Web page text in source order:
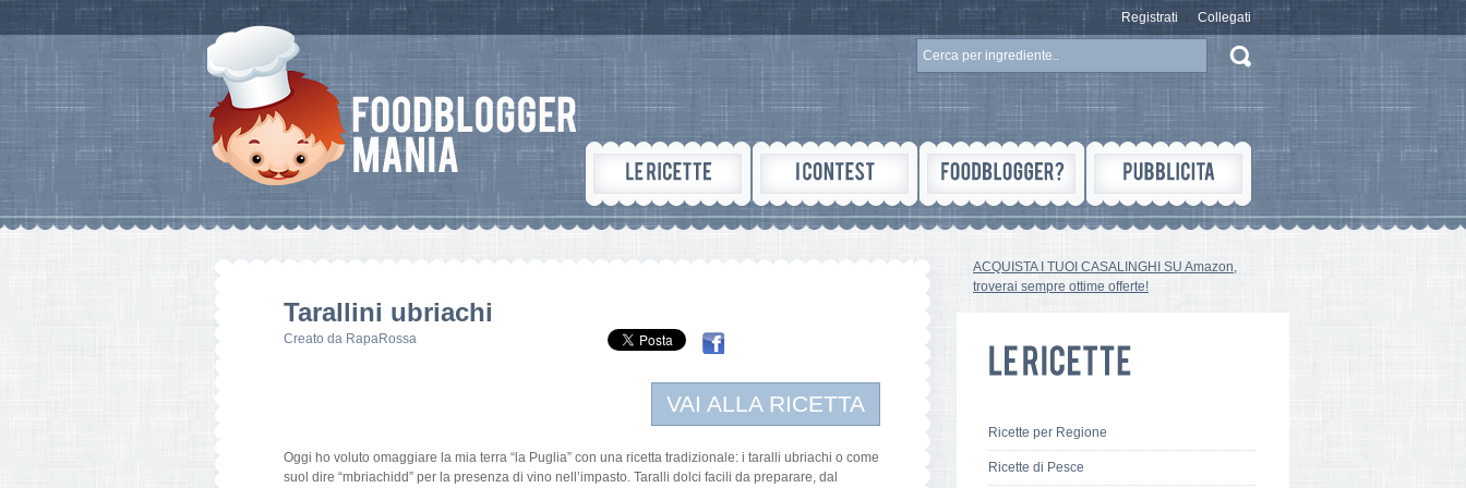
Registrati Collegati
Tarallini ubriachi
Creato da RapaRossa
VAI ALLA RICETTA
Oggi ho voluto omaggiare la mia terra “la Puglia” con una ricetta tradizionale: i taralli ubriachi o come
suol dire “mbriachidd” per la presenza di vino nell’impasto. Taralli dolci facili da preparare, dal
ACQUISTA I TUOI CASALINGHI SU Amazon,
troverai sempre ottime offerte!
Ricette per Regione
Ricette di Pesce